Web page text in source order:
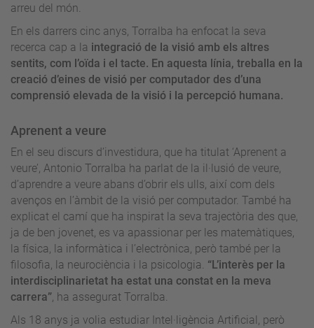
arreu del món.
En els darrers cinc anys, Torralba ha enfocat la seva
recerca cap a la integració de la visió amb els altres
sentits, com l’oïda i el tacte. En aquesta línia, treballa en la
creació d’eines de visió per computador des d’una
comprensió elevada de la visió i la percepció humana.
Aprenent a veure
En el seu discurs d’investidura, que ha titulat ‘Aprenent a
veure’, Antonio Torralba ha parlat de la il·lusió de veure,
d’aprendre a veure abans d’obrir els ulls, així com dels
avenços en l’àmbit de la visió per computador. També ha
explicat el camí que ha inspirat la seva trajectòria des que,
ja de ben jovenet, es va apassionar per les matemàtiques,
la física, la informàtica i l’electrònica, però també per la
filosofia, la neurociència i la psicologia. “L’interès per la
interdisciplinarietat ha estat una constat en la meva
carrera” , ha assegurat Torralba.
Als 18 anys ja volia estudiar Intel·ligència Artificial, però